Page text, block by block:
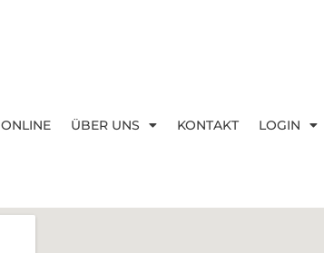
ÜBER UNS KONTAKT LOGIN